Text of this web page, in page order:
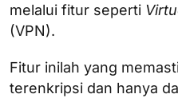
melalui fitur seperti
(VPN).
Fitur inilah yang
terenkripsi dan hanya